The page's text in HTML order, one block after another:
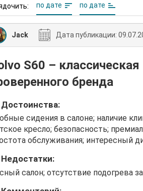
по дате по дате
Jack Дата публикации:
S60 –
бренда
Достоинства:
сидения в салоне; наличие
кресло; безопасность;
обслуживания; интересный
Недостатки:
салон; отсутствие подогрева